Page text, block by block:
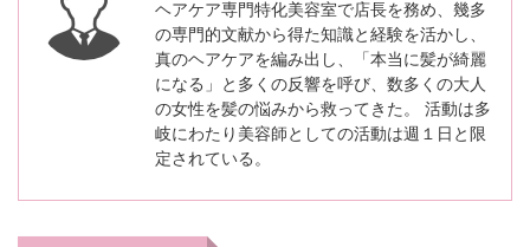
ヘアケア専門特化美容室で店長を務め、幾多
の専門的文献から得た知識と経験を活かし、
真のヘアケアを編み出し、「本当に髪が綺麗
になる」と多くの反響を呼び、数多くの大人
の女性を髪の悩みから救ってきた。 活動は多
岐にわたり美容師としての活動は週１日と限
定されている。